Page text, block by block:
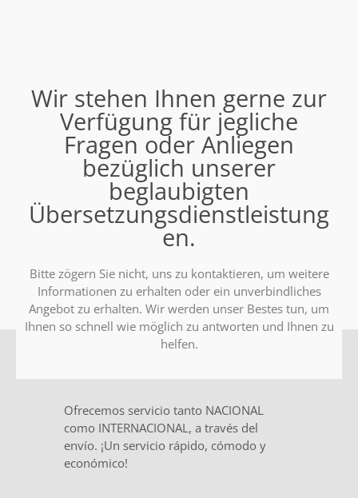
Wir stehen Ihnen gerne zur
Verfügung für jegliche
Fragen oder Anliegen
bezüglich unserer
beglaubigten
Übersetzungsdienstleistung
en.
Bitte zögern Sie nicht, uns zu kontaktieren, um weitere
Informationen zu erhalten oder ein unverbindliches
Angebot zu erhalten. Wir werden unser Bestes tun, um
Ihnen so schnell wie möglich zu antworten und Ihnen zu
helfen.
Ofrecemos servicio tanto NACIONAL
como INTERNACIONAL, a través del
envío. ¡Un servicio rápido, cómodo y
económico!